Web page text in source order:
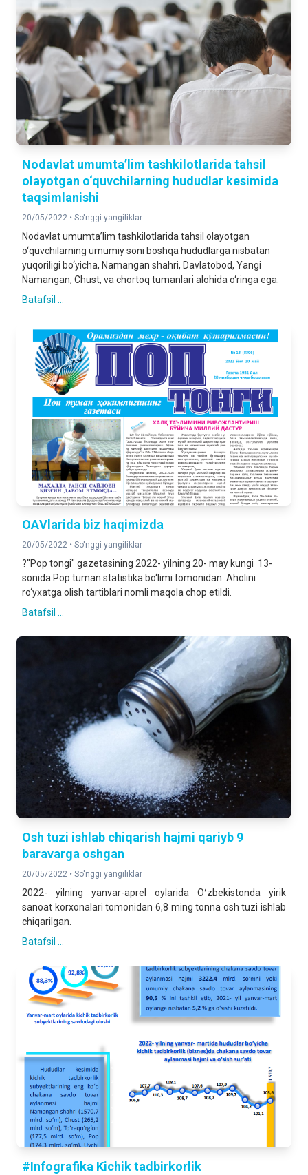
Nodavlat umumta’lim tashkilotlarida tahsil
olayotgan o‘quvchilarning hududlar kesimida
taqsimlanishi
20/05/2022 • So'nggi yangiliklar
Nodavlat umumta’lim tashkilotlarida tahsil olayotgan
o‘quvchilarning umumiy soni boshqa hududlarga nisbatan
yuqoriligi bo‘yicha, Namangan shahri, Davlatobod, Yangi
Namangan, Chust, va chortoq tumanlari alohida o‘ringa ega.
Batafsil ...
OАVlarida biz haqimizda
20/05/2022 • So'nggi yangiliklar
?"Pop tongi" gazetasining 2022- yilning 20- may kungi 13-
sonida Pop tuman statistika bo‘limi tomonidan Aholini
ro‘yxatga olish tartiblari nomli maqola chop etildi.
Batafsil ...
Osh tuzi ishlab chiqarish hajmi qariyb 9
baravarga oshgan
20/05/2022 • So'nggi yangiliklar
2022- yilning yanvar-aprel oylarida Oʻzbekistonda yirik
sanoat korxonalari tomonidan 6,8 ming tonna osh tuzi ishlab
chiqarilgan.
Batafsil ...
#Infografika Kichik tadbirkorlik